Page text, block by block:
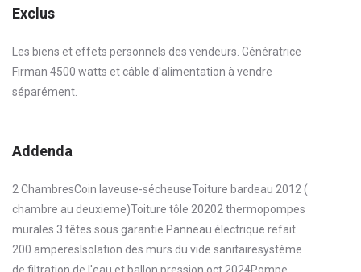
Exclus
Les biens et effets personnels des vendeurs. Génératrice
Firman 4500 watts et câble d'alimentation à vendre
séparément.
Addenda
2 ChambresCoin laveuse-sécheuseToiture bardeau 2012 (
chambre au deuxieme)Toiture tôle 20202 thermopompes
murales 3 têtes sous garantie.Panneau électrique refait
200 amperesIsolation des murs du vide sanitairesystème
de filtration de l'eau et ballon pression oct 2024Pompe